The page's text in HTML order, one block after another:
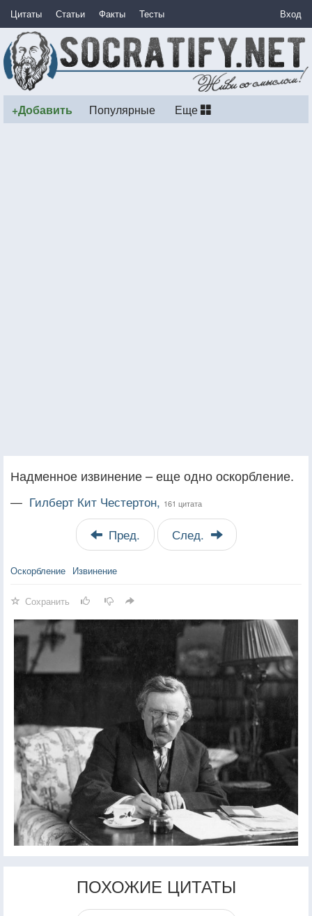
Цитаты Статьи Факты Тесты Вход
+Добавить Популярные Еще
Надменное извинение – еще одно оскорбление.
— Гилберт Кит Честертон, 161 цитата
Пред. След.
Оскорбление Извинение
Сохранить
ПОХОЖИЕ ЦИТАТЫ